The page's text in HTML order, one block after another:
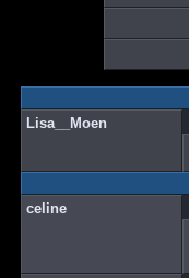
Lisa__Moen
celine